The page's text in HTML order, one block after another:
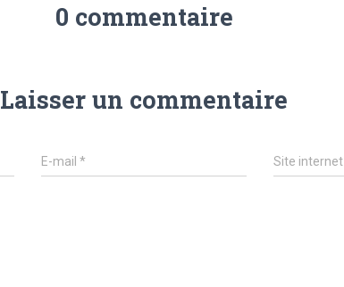
0 commentaire
Laisser un commentaire
E-mail * Site internet